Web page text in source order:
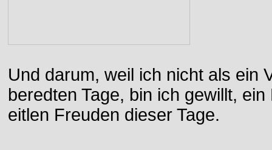
Und darum, weil ich nicht als ein
beredten Tage, bin ich gewillt,
eitlen Freuden dieser Tage.